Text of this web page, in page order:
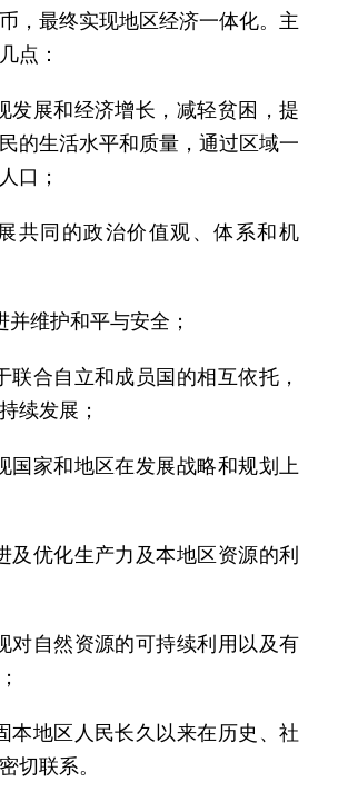
，最终实现地区经济一体化。主
点：
发展和经济增长，减轻贫困，提
的生活水平和质量，通过区域一
口；
共同的政治价值观、体系和机
并维护和平与安全；
联合自立和成员国的相互依托，
续发展；
国家和地区在发展战略和规划上
及优化生产力及本地区资源的利
对自然资源的可持续利用以及有
本地区人民长久以来在历史、社
切联系。